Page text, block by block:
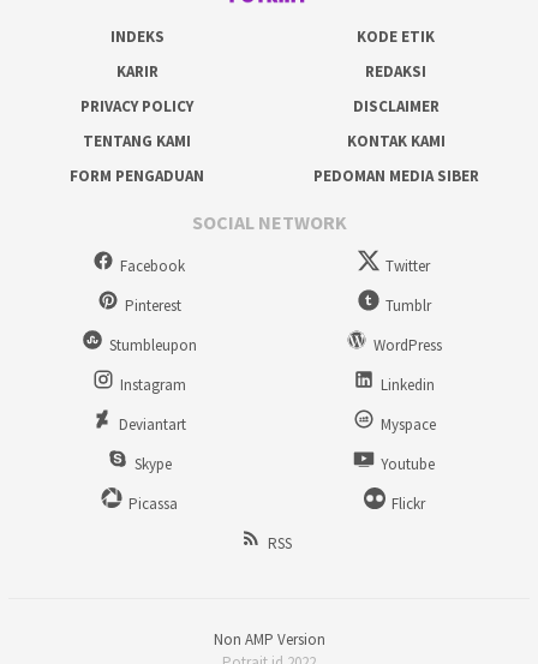
INDEKS
KODE ETIK
KARIR
REDAKSI
PRIVACY POLICY
DISCLAIMER
TENTANG KAMI
KONTAK KAMI
FORM PENGADUAN
PEDOMAN MEDIA SIBER
SOCIAL NETWORK
Facebook
Twitter
Pinterest
Tumblr
Stumbleupon
WordPress
Instagram
Linkedin
Deviantart
Myspace
Skype
Youtube
Picassa
Flickr
RSS
Non AMP Version